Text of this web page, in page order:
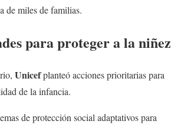
de miles de familias.
para proteger a la niñez
Unicefplanteó acciones prioritarias para
de la infancia.
de protección social adaptativos para